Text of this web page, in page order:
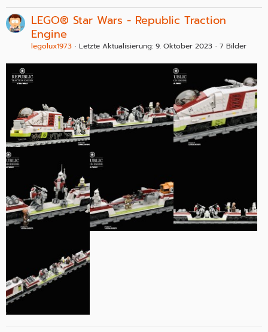
LEGO® Star Wars - Republic Traction
Engine
legolux1973 Letzte Aktualisierung: 9. Oktober 2023 7 Bilder